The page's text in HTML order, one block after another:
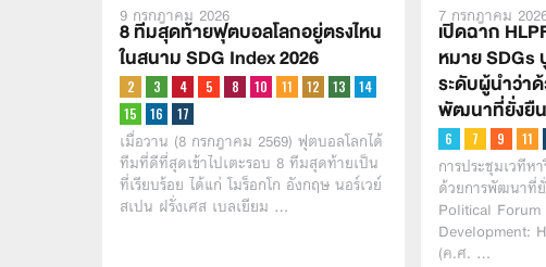
9 กรกฎาคม 2026
8 ทีมสุดท้ายฟุตบอลโลกอยู่ตรงไหน
ในสนาม SDG Index 2026
เมื่อวาน (8 กรกฎาคม 2569) ฟุตบอลโลกได้
ทีมที่ดีที่สุดเข้าไปเตะรอบ 8 ทีมสุดท้ายเป็น
ที่เรียบร้อย ได้แก่ โมร็อกโก อังกฤษ นอร์เวย์
สเปน ฝรั่งเศส เบลเยียม …
7 กรกฎาคม
เปิดฉาก
หมาย SDGs
ระดับผู้นำว่า
พัฒนาที่ยั่งยื
การประชุมเวทีห
ด้วยการพัฒนาที่
Political
Development:
(ค.ศ. …